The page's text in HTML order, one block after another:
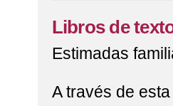
Libros de
Estimadas
A través de